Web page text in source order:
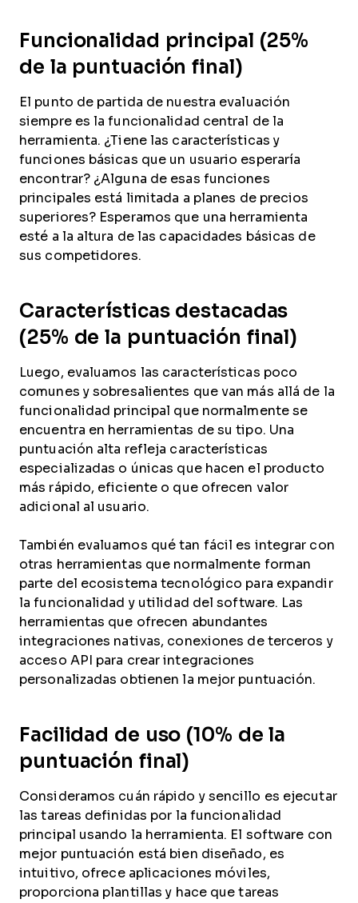
Funcionalidad principal (25%
de la puntuación final)
El punto de partida de nuestra evaluación
siempre es la funcionalidad central de la
herramienta. ¿Tiene las características y
funciones básicas que un usuario esperaría
encontrar? ¿Alguna de esas funciones
principales está limitada a planes de precios
superiores? Esperamos que una herramienta
esté a la altura de las capacidades básicas de
sus competidores.
Características destacadas
(25% de la puntuación final)
Luego, evaluamos las características poco
comunes y sobresalientes que van más allá de la
funcionalidad principal que normalmente se
encuentra en herramientas de su tipo. Una
puntuación alta refleja características
especializadas o únicas que hacen el producto
más rápido, eficiente o que ofrecen valor
adicional al usuario.
También evaluamos qué tan fácil es integrar con
otras herramientas que normalmente forman
parte del ecosistema tecnológico para expandir
la funcionalidad y utilidad del software. Las
herramientas que ofrecen abundantes
integraciones nativas, conexiones de terceros y
acceso API para crear integraciones
personalizadas obtienen la mejor puntuación.
Facilidad de uso (10% de la
puntuación final)
Consideramos cuán rápido y sencillo es ejecutar
las tareas definidas por la funcionalidad
principal usando la herramienta. El software con
mejor puntuación está bien diseñado, es
intuitivo, ofrece aplicaciones móviles,
proporciona plantillas y hace que tareas